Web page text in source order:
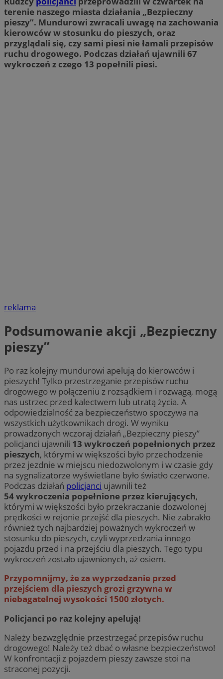
terenie naszego miasta działania „Bezpieczny
pieszy”. Mundurowi zwracali uwagę na zachowania
kierowców w stosunku do pieszych, oraz
przyglądali się, czy sami piesi nie łamali przepisów
ruchu drogowego. Podczas działań ujawnili 67
wykroczeń z czego 13 popełnili piesi.
reklama
Podsumowanie akcji „Bezpieczny
pieszy”
Po raz kolejny mundurowi apelują do kierowców i
pieszych! Tylko przestrzeganie przepisów ruchu
drogowego w połączeniu z rozsądkiem i rozwagą, mogą
nas ustrzec przed kalectwem lub utratą życia. A
odpowiedzialność za bezpieczeństwo spoczywa na
wszystkich użytkownikach drogi. W wyniku
prowadzonych wczoraj działań „Bezpieczny pieszy”
policjanci ujawnili 13 wykroczeń popełnionych przez
pieszych, którymi w większości było przechodzenie
przez jezdnie w miejscu niedozwolonym i w czasie gdy
na sygnalizatorze wyświetlane było światło czerwone.
Podczas działań policjanci ujawnili też
54 wykroczenia popełnione przez kierujących,
którymi w większości było przekraczanie dozwolonej
prędkości w rejonie przejść dla pieszych. Nie zabrakło
również tych najbardziej poważnych wykroczeń w
stosunku do pieszych, czyli wyprzedzania innego
pojazdu przed i na przejściu dla pieszych. Tego typu
wykroczeń zostało ujawnionych, aż osiem.
Przypomnijmy, że za wyprzedzanie przed
przejściem dla pieszych grozi grzywna w
niebagatelnej wysokości 1500 złotych.
Policjanci po raz kolejny apelują!
Należy bezwzględnie przestrzegać przepisów ruchu
drogowego! Należy też dbać o własne bezpieczeństwo!
W konfrontacji z pojazdem pieszy zawsze stoi na
straconej pozycji.